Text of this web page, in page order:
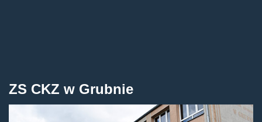
ZS CKZ w Grubnie